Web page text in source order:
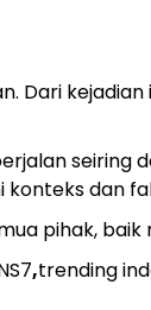
Dari
seiring
dan
pihak,
,trending